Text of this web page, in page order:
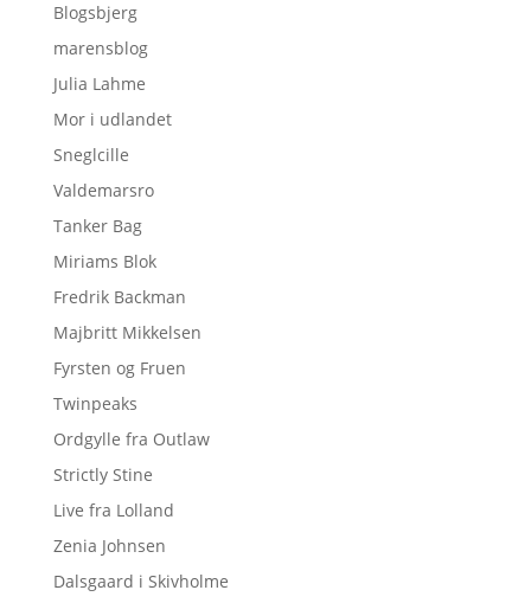
Blogsbjerg
marensblog
Julia Lahme
Mor i udlandet
Sneglcille
Valdemarsro
Tanker Bag
Miriams Blok
Fredrik Backman
Majbritt Mikkelsen
Fyrsten og Fruen
Twinpeaks
Ordgylle fra Outlaw
Strictly Stine
Live fra Lolland
Zenia Johnsen
Dalsgaard i Skivholme